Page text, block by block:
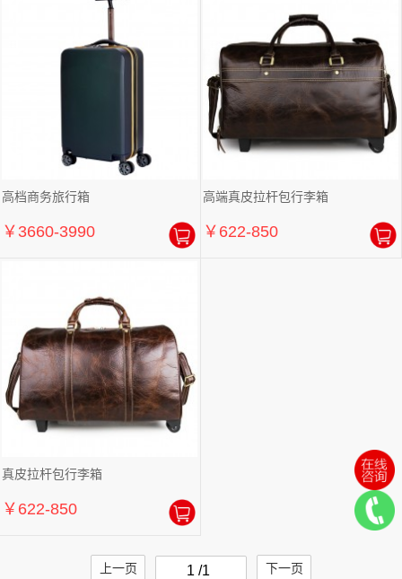
高档商务旅行箱
￥3660-3990
高端真皮拉杆包行李箱
￥622-850
真皮拉杆包行李箱
￥622-850
上一页 1 /1 下一页